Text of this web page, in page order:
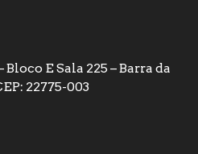
E Sala 225 – Barra da
22775-003